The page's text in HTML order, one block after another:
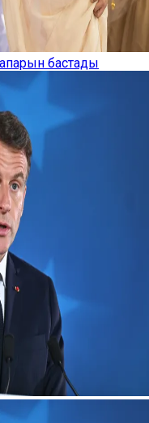
бастады